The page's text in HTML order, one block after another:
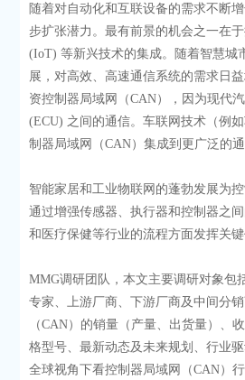
随着对自动化和互联设备的需求不断
步扩张潜力。最有前景的机会之一在
(IoT) 等新兴技术的集成。随着智慧城
展，对高效、高速通信系统的需求日
资控制器局域网（CAN），因为现代
(ECU) 之间的通信。车联网技术（例
制器局域网（CAN）集成到更广泛的
智能家居和工业物联网的蓬勃发展为
通过增强传感器、执行器和控制器之
和医疗保健等行业的流程方面发挥关键
MMG调研团队，本文主要调研对象包
专家、上游厂商、下游厂商及中间分
（CAN）的销量（产量、出货量）、
格型号、最新动态及未来规划、行业
全球视角下看控制器局域网（CAN）